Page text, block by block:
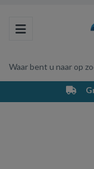
Toggle navigation
Waar bent u naar op